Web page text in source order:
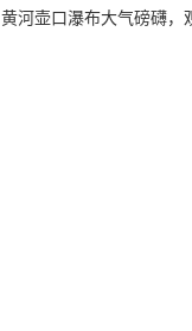
壶口瀑布大气磅礴，